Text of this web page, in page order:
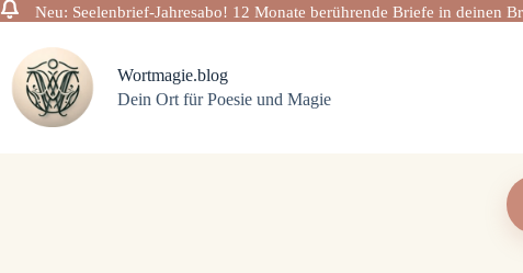
Neu: Seelenbrief-Jahresabo! 12 Monate berührende Briefe in deinen
Inhalt
springen
Wortmagie.blog
Dein Ort für Poesie und Magie